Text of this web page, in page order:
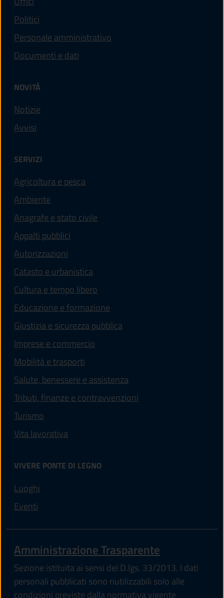
Politici
Personale amministrativo
Documenti e dati
NOVITÀ
Notizie
Avvisi
SERVIZI
Agricoltura e pesca
Ambiente
Anagrafe e stato civile
Appalti pubblici
Autorizzazioni
Catasto e urbanistica
Cultura e tempo libero
Educazione e formazione
Giustizia e sicurezza pubblica
Imprese e commercio
Mobilità e trasporti
Salute, benessere e assistenza
Tributi, finanze e contravvenzioni
Turismo
Vita lavorativa
VIVERE PONTE DI LEGNO
Luoghi
Eventi
Amministrazione Trasparente
Sezione istituita ai sensi del D.lgs. 33/2013. I dati
personali pubblicati sono riutilizzabili solo alle
condizioni previste dalla normativa vigente